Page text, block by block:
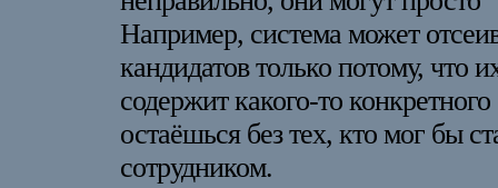
Например, система может
кандидатов только потому, что
содержит какого-то
остаёшься без тех, кто мог бы
сотрудником.